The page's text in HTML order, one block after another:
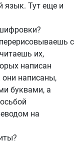
язык. Тут еще и
с
их,
написан
они написаны,
буквами, а
на